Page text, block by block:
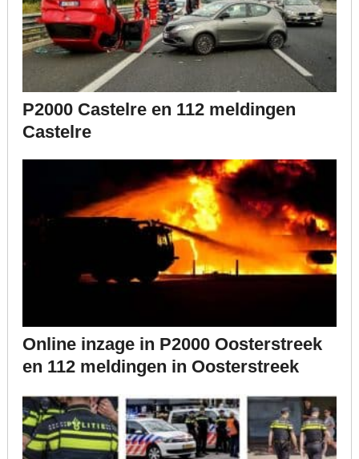
P2000 Castelre en 112 meldingen
Castelre
Online inzage in P2000 Oosterstreek
en 112 meldingen in Oosterstreek